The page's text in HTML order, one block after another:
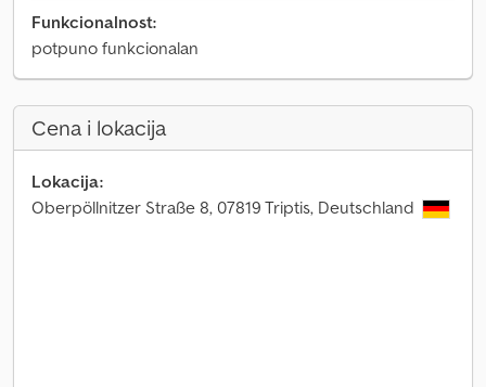
Funkcionalnost:
potpuno funkcionalan
Cena i lokacija
Lokacija:
Oberpöllnitzer Straße 8, 07819 Triptis, Deutschland